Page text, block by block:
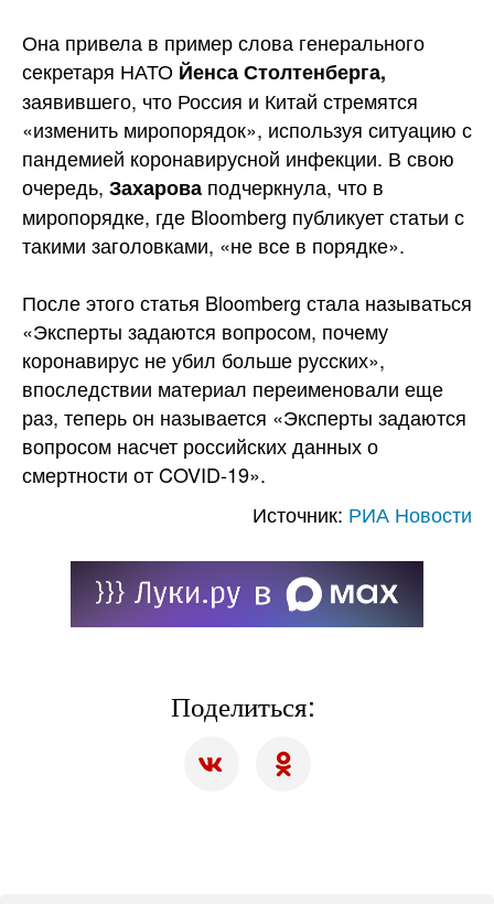
Она привела в пример слова генерального
секретаря НАТО Йенса Столтенберга,
заявившего, что Россия и Китай стремятся
«изменить миропорядок», используя ситуацию с
пандемией коронавирусной инфекции. В свою
очередь, Захарова подчеркнула, что в
миропорядке, где Bloomberg публикует статьи с
такими заголовками, «не все в порядке».
После этого статья Bloomberg стала называться
«Эксперты задаются вопросом, почему
коронавирус не убил больше русских»,
впоследствии материал переименовали еще
раз, теперь он называется «Эксперты задаются
вопросом насчет российских данных о
смертности от COVID-19».
Источник: РИА Новости
Поделиться: